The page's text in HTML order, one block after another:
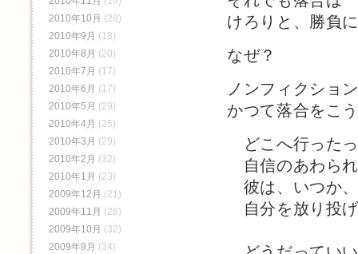
けろりと、勝負
なぜ？
ノンフィクショ
かつて落合をこ
どこへ行った
自信のあわら
彼は、いつか
自分を放り投
2010年10月 (28)
2010年9月 (18)
2010年8月 (20)
2010年7月 (17)
2010年6月 (17)
2010年5月 (29)
2010年4月 (25)
2010年3月 (29)
2010年2月 (32)
2010年1月 (23)
2009年12月 (21)
2009年11月 (26)
2009年10月 (32)
2009年9月 (34)